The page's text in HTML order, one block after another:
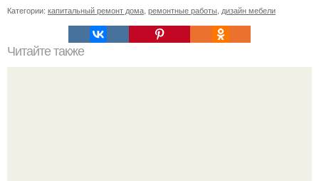
Категории: капитальный ремонт дома ремонтные работы дизайн мебели
Читайте также